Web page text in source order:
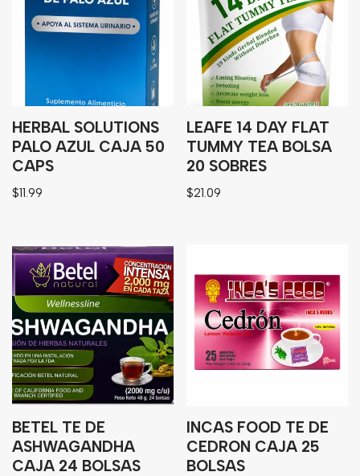
Granos
Harinas
Sopas
Atoles
Condimentos
Galletas
Golosinas
Bebidas
HERBAL SOLUTIONS
PALO AZUL CAJA 50
CAPS
$11.99
LEAFE 14 DAY FLAT
TUMMY TEA BOLSA
20 SOBRES
$21.09
BETEL TE DE
ASHWAGANDHA
CAJA 24 BOLSAS
INCAS FOOD TE DE
CEDRON CAJA 25
BOLSAS